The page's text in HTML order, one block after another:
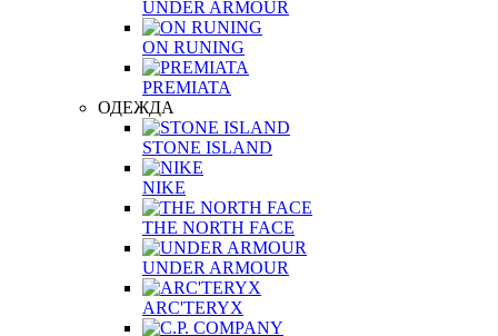
UNDER ARMOUR
ON RUNING
PREMIATA
ОДЕЖДА
STONE ISLAND
NIKE
THE NORTH FACE
UNDER ARMOUR
ARC'TERYX